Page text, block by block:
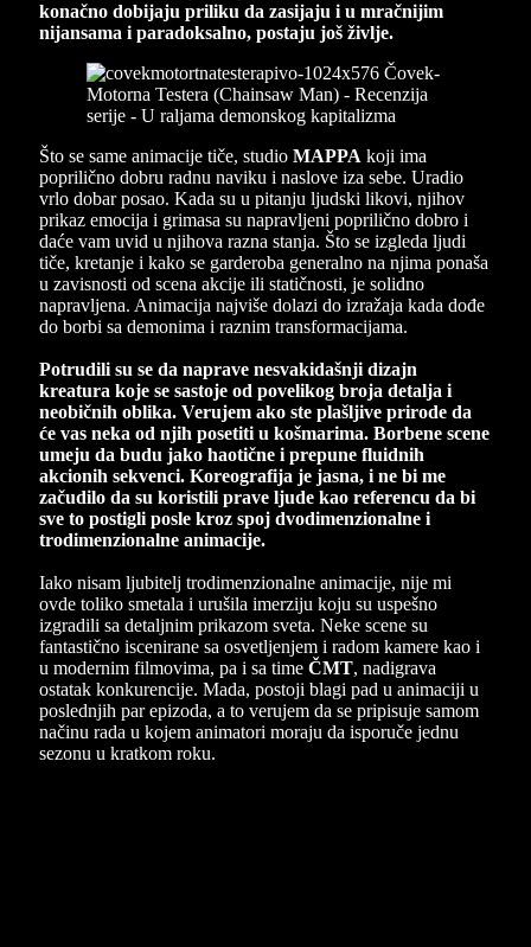
konačno dobijaju priliku da zasijaju i u mračnijim
nijansama i paradoksalno, postaju još življe.
Što se same animacije tiče, studio MAPPA koji ima
poprilično dobru radnu naviku i naslove iza sebe. Uradio
vrlo dobar posao. Kada su u pitanju ljudski likovi, njihov
prikaz emocija i grimasa su napravljeni poprilično dobro i
daće vam uvid u njihova razna stanja. Što se izgleda ljudi
tiče, kretanje i kako se garderoba generalno na njima ponaša
u zavisnosti od scena akcije ili statičnosti, je solidno
napravljena. Animacija najviše dolazi do izražaja kada dođe
do borbi sa demonima i raznim transformacijama.
Potrudili su se da naprave nesvakidašnji dizajn
kreatura koje se sastoje od povelikog broja detalja i
neobičnih oblika. Verujem ako ste plašljive prirode da
će vas neka od njih posetiti u košmarima. Borbene scene
umeju da budu jako haotične i prepune fluidnih
akcionih sekvenci. Koreografija je jasna, i ne bi me
začudilo da su koristili prave ljude kao referencu da bi
sve to postigli posle kroz spoj dvodimenzionalne i
trodimenzionalne animacije.
Iako nisam ljubitelj trodimenzionalne animacije, nije mi
ovde toliko smetala i urušila imerziju koju su uspešno
izgradili sa detaljnim prikazom sveta. Neke scene su
fantastično iscenirane sa osvetljenjem i radom kamere kao i
u modernim filmovima, pa i sa time ČMT, nadigrava
ostatak konkurencije. Mada, postoji blagi pad u animaciji u
poslednjih par epizoda, a to verujem da se pripisuje samom
načinu rada u kojem animatori moraju da isporuče jednu
sezonu u kratkom roku.